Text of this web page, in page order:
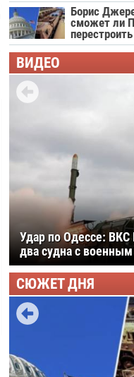
Борис
сможет ли
ВИДЕО
Удар по Одессе: ВКС
два судна с
СЮЖЕТ ДНЯ